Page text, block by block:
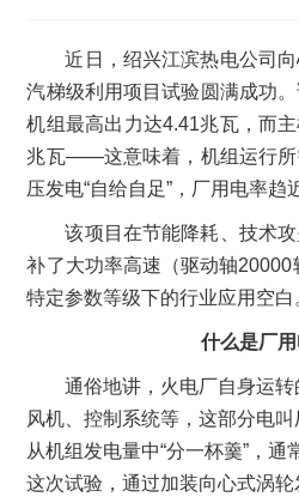
近日，绍兴江滨热电公司
汽梯级利用项目试验圆满成功
机组最高出力达4.41兆瓦，而
兆瓦——这意味着，机组运行所
压发电“自给自足”，厂用电率趋
该项目在节能降耗、技术
补了大功率高速（驱动轴
特定参数等级下的行业应用空白
什么是厂
通俗地讲，火电厂自身运转
风机、控制系统等，这部分电
从机组发电量中“分一杯羹”，
这次试验，通过加装向心式涡